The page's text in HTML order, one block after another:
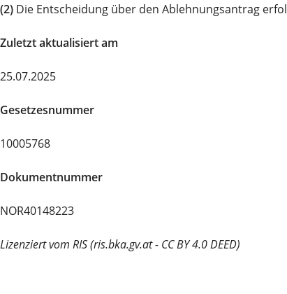
(2) Die Entscheidung über den Ablehnungsantrag
Zuletzt aktualisiert am
25.07.2025
Gesetzesnummer
10005768
Dokumentnummer
NOR40148223
Lizenziert vom RIS (ris.bka.gv.at - CC BY 4.0 DEED)